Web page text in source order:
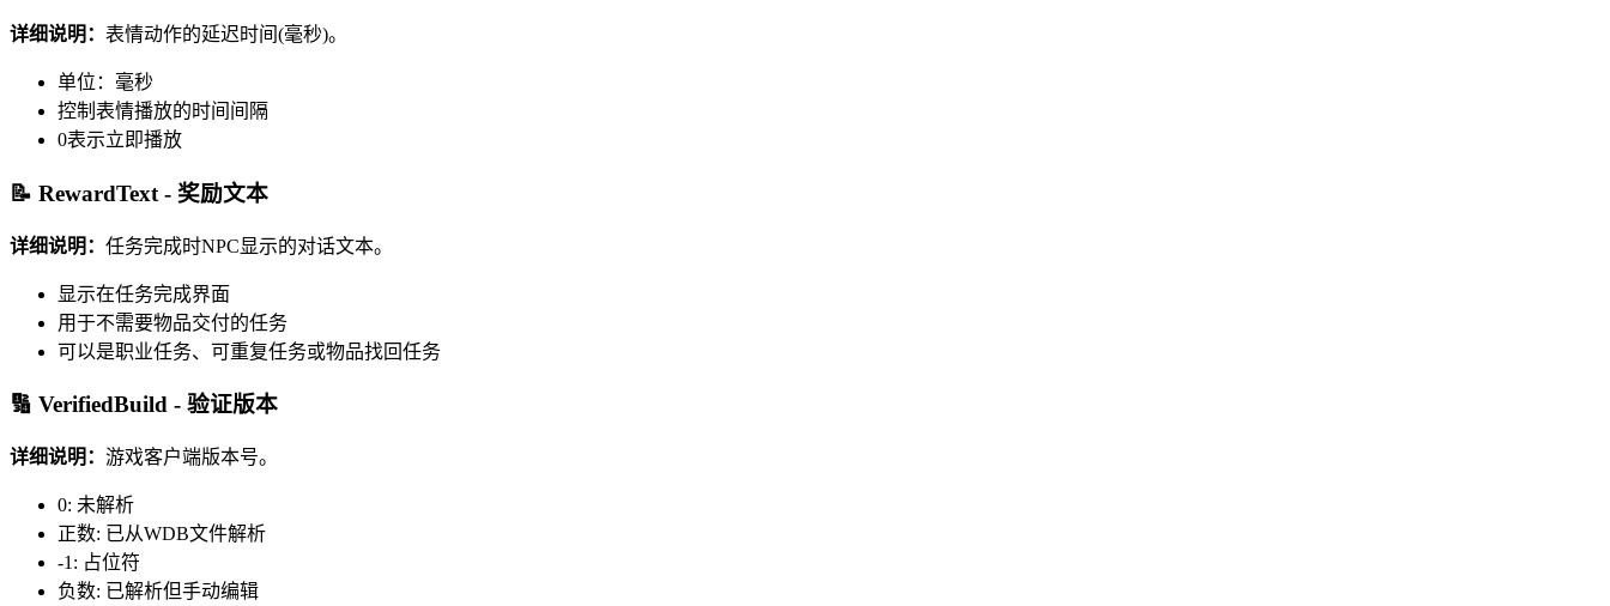
详细说明： 表情动作的延迟时间(毫秒)。
单位：毫秒
控制表情播放的时间间隔
0表示立即播放
📝 RewardText - 奖励文本
详细说明： 任务完成时NPC显示的对话文本。
显示在任务完成界面
用于不需要物品交付的任务
可以是职业任务、可重复任务或物品找回任务
🔢 VerifiedBuild - 验证版本
详细说明： 游戏客户端版本号。
0: 未解析
正数: 已从WDB文件解析
-1: 占位符
负数: 已解析但手动编辑